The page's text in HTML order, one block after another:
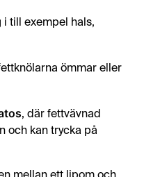
i till exempel hals,
ömmar eller
, där fettvävnad
och kan trycka på